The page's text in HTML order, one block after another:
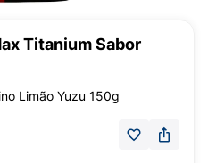
Titanium Sabor
Limão Yuzu 150g